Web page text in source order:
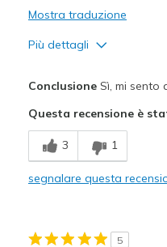
Mostra traduzione
Più dettagli
Migliori Utilizzi:
Casual Wear
View On Shoes
Shoes
ConclusioneSì, mi sento
Questa recensione è
3 1
segnalare questa
5